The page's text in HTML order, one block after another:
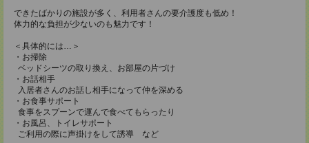
できたばかりの施設が多く、利用者さんの要介護度も低め！
体力的な負担が少ないのも魅力です！
＜具体的には…＞
・お掃除
ベッドシーツの取り換え、お部屋の片づけ
・お話相手
入居者さんのお話し相手になって仲を深める
・お食事サポート
食事をスプーンで運んで食べてもらったり
・お風呂、トイレサポート
ご利用の際に声掛けをして誘導 など